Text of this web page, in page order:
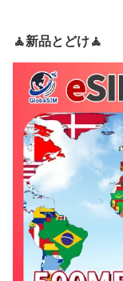
🧘新品とどけ🧘